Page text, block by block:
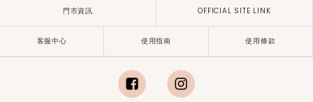
門市資訊 OFFICIAL SITE LINK
客服中心 使用指南 使用條款